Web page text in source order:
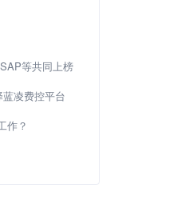
等共同上榜
蓝凌费控平台
作？